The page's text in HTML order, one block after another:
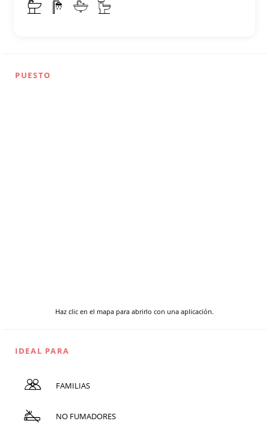
PUESTO
Haz clic en el mapa para abrirlo con una aplicación.
IDEAL PARA
FAMILIAS
NO FUMADORES